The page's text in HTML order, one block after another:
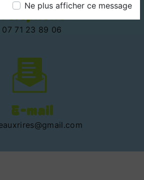
Ne plus afficher ce message
Téléphone
07 71 23 89 06
E-mail